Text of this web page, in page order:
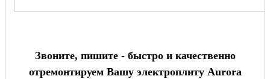
Звоните, пишите - быстро и качественно
отремонтируем Вашу электроплиту Aurora